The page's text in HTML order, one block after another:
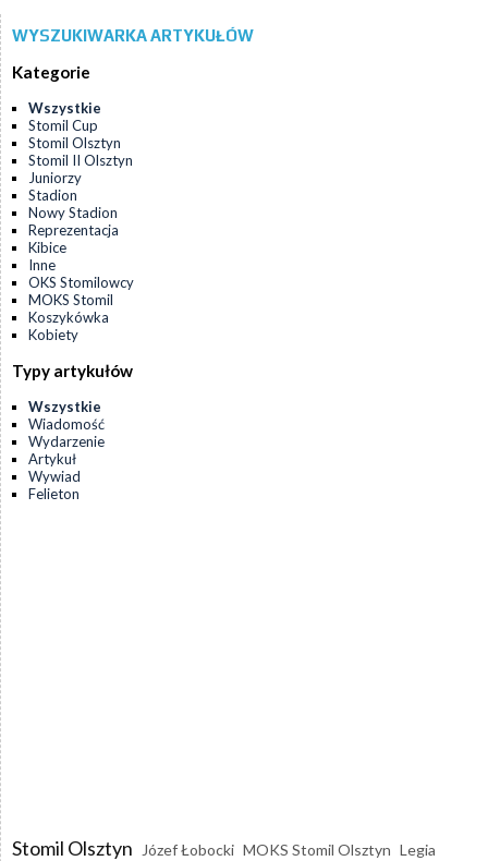
WYSZUKIWARKA ARTYKUŁÓW
Kategorie
Wszystkie
Stomil Cup
Stomil Olsztyn
Stomil II Olsztyn
Juniorzy
Stadion
Nowy Stadion
Reprezentacja
Kibice
Inne
OKS Stomilowcy
MOKS Stomil
Koszykówka
Kobiety
Typy artykułów
Wszystkie
Wiadomość
Wydarzenie
Artykuł
Wywiad
Felieton
Stomil Olsztyn Józef Łobocki MOKS Stomil Olsztyn Legia